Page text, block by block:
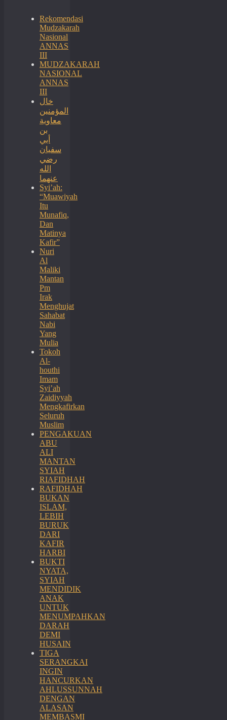
Rekomendasi
Mudzakarah
Nasional
ANNAS
III
MUDZAKARAH
NASIONAL
ANNAS
III
خال
المؤمنين
معاوية
بن
أبي
سفيان
رضي
الله
عنهما
Syi’ah:
“Muawiyah
Itu
Munafiq,
Dan
Matinya
Kafir”
Nuri
Al
Maliki
Mantan
Pm
Irak
Menghujat
Sahabat
Nabi
Yang
Mulia
Tokoh
Al-
houthi
Imam
Syi’ah
Zaidiyyah
Mengkafirkan
Seluruh
Muslim
PENGAKUAN
ABU
ALI
MANTAN
SYIAH
RIAFIDHAH
RAFIDHAH
BUKAN
ISLAM,
LEBIH
BURUK
DARI
KAFIR
HARBI
BUKTI
NYATA,
SYIAH
MENDIDIK
ANAK
UNTUK
MENUMPAHKAN
DARAH
DEMI
HUSAIN
TIGA
SERANGKAI
INGIN
HANCURKAN
AHLUSSUNNAH
DENGAN
ALASAN
MEMBASMI